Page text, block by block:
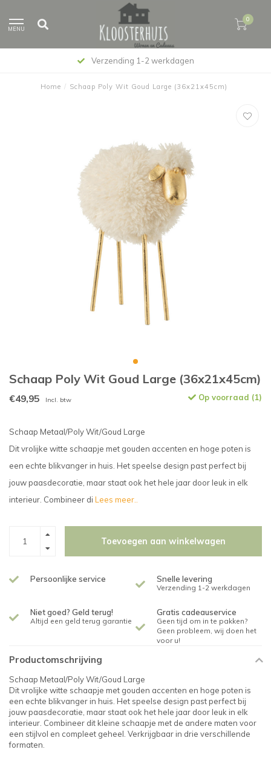
MENU
0
Verzending 1-2 werkdagen
Home / Schaap Poly Wit Goud Large (36x21x45cm)
Schaap Poly Wit Goud Large (36x21x45cm)
€49,95 Incl. btw Op voorraad (1)
Schaap Metaal/Poly Wit/Goud Large
Dit vrolijke witte schaapje met gouden accenten en hoge poten is
een echte blikvanger in huis. Het speelse design past perfect bij
jouw paasdecoratie, maar staat ook het hele jaar door leuk in elk
interieur. Combineer di Lees meer..
Toevoegen aan winkelwagen
Persoonlijke service Snelle levering
Verzending 1-2 werkdagen
Niet goed? Geld terug!
Altijd een geld terug garantie
Gratis cadeauservice
Geen tijd om in te pakken?
Geen probleem, wij doen het
voor u!
Productomschrijving
Schaap Metaal/Poly Wit/Goud Large
Dit vrolijke witte schaapje met gouden accenten en hoge poten is
een echte blikvanger in huis. Het speelse design past perfect bij
jouw paasdecoratie, maar staat ook het hele jaar door leuk in elk
interieur. Combineer dit kleine schaapje met de andere maten voor
een stijlvol en compleet geheel. Verkrijgbaar in drie verschillende
formaten.